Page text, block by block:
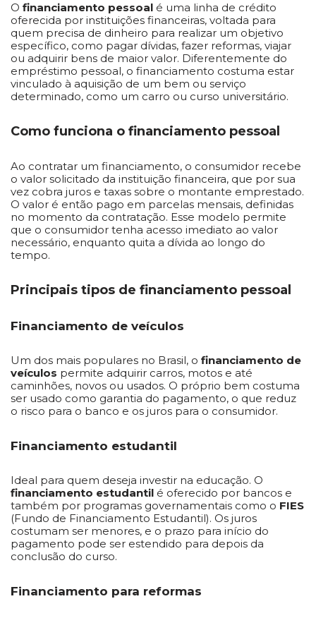
O financiamento pessoal é uma linha de crédito
oferecida por instituições financeiras, voltada para
quem precisa de dinheiro para realizar um objetivo
específico, como pagar dívidas, fazer reformas, viajar
ou adquirir bens de maior valor. Diferentemente do
empréstimo pessoal, o financiamento costuma estar
vinculado à aquisição de um bem ou serviço
determinado, como um carro ou curso universitário.
Como funciona o financiamento pessoal
Ao contratar um financiamento, o consumidor recebe
o valor solicitado da instituição financeira, que por sua
vez cobra juros e taxas sobre o montante emprestado.
O valor é então pago em parcelas mensais, definidas
no momento da contratação. Esse modelo permite
que o consumidor tenha acesso imediato ao valor
necessário, enquanto quita a dívida ao longo do
tempo.
Principais tipos de financiamento pessoal
Financiamento de veículos
Um dos mais populares no Brasil, o financiamento de
veículos permite adquirir carros, motos e até
caminhões, novos ou usados. O próprio bem costuma
ser usado como garantia do pagamento, o que reduz
o risco para o banco e os juros para o consumidor.
Financiamento estudantil
Ideal para quem deseja investir na educação. O
financiamento estudantil é oferecido por bancos e
também por programas governamentais como o FIES
(Fundo de Financiamento Estudantil). Os juros
costumam ser menores, e o prazo para início do
pagamento pode ser estendido para depois da
conclusão do curso.
Financiamento para reformas